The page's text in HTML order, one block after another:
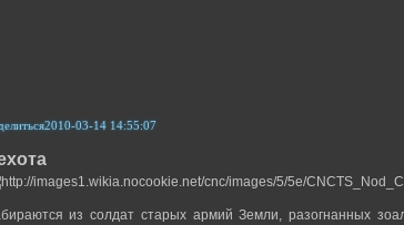
2010-03-14 14:55:07
из солдат старых армий Земли, разогнанных